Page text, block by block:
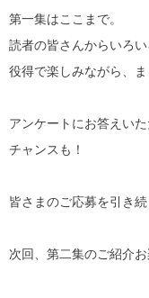
第一集はここまで。
読者の皆さんからいろ
役得で楽しみながら、
アンケートにお答えい
チャンスも！
皆さまのご応募を引き
次回、第二集のご紹介お